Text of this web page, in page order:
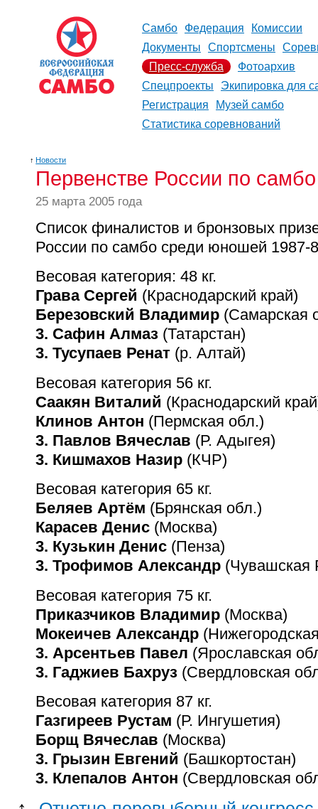
Самбо Федерация
Комиссии
Документы
Спортсмены
Пресс-служба
Фотоархив
Спецпроекты
Экипировка для
Регистрация
Музей самбо
Статистика соревнований
↑ Новости
Первенстве России по
25 марта 2005 года
Список финалистов и бронзовых
России по самбо среди юношей 1987-
Весовая категория: 48 кг.
Грава Сергей (Краснодарский край)
Березовский Владимир (Самарская
3. Сафин Алмаз (Татарстан)
3. Тусупаев Ренат (р. Алтай)
Весовая категория 56 кг.
Саакян Виталий (Краснодарский
Клинов Антон (Пермская обл.)
3. Павлов Вячеслав (Р. Адыгея)
3. Кишмахов Назир (КЧР)
Весовая категория 65 кг.
Беляев Артём (Брянская обл.)
Карасев Денис (Москва)
3. Кузькин Денис (Пенза)
3. Трофимов Александр (Чувашская
Весовая категория 75 кг.
Приказчиков Владимир (Москва)
Мокеичев Александр
3. Арсентьев Павел (Ярославская
3. Гаджиев Бахруз (Свердловская
Весовая категория 87 кг.
Газгиреев Рустам (Р. Ингушетия)
Борщ Вячеслав (Москва)
3. Грызин Евгений (Башкортостан)
3. Клепалов Антон (Свердловская